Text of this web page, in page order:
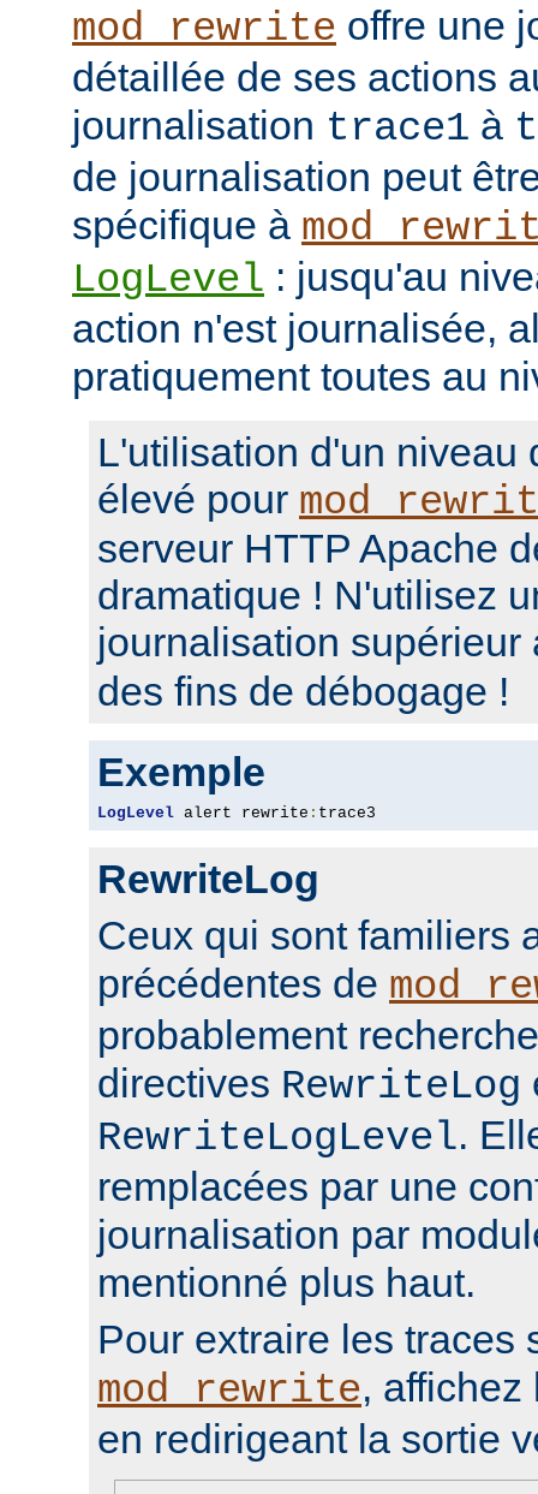
mod_rewrite offre une
détaillée de ses actions
journalisation trace1 à
de journalisation peut
spécifique à
LogLevel : jusqu'au
action n'est journalisée,
pratiquement toutes au
L'utilisation d'un niveau
élevé pour
serveur HTTP Apache
dramatique ! N'utilisez
journalisation
des fins de débogage !
Exemple
LogLevel alert rewrite : trace3
RewriteLog
Ceux qui sont familiers
précédentes de
probablement
directives RewriteLog
RewriteLogLevel.
remplacées par une
journalisation par
mentionné plus haut.
Pour extraire les traces
mod_rewrite,
en redirigeant la sortie